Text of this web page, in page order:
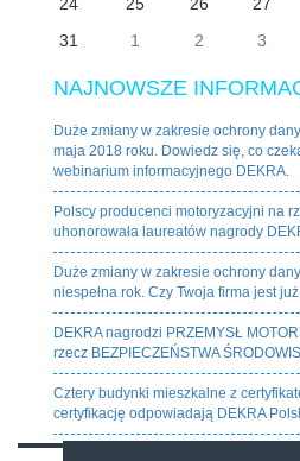
31
1 2 3
NAJNOWSZE
Duże zmiany w zakresie ochrony
maja 2018 roku. Dowiedz się, co
webinarium informacyjnego DEKRA.
Polscy producenci motoryzacyjni na
uhonorowała laureatów nagrody
Duże zmiany w zakresie ochrony
niespełna rok. Czy Twoja firma jest
DEKRA nagrodzi PRZEMYSŁ
rzecz BEZPIECZEŃSTWA
Cztery budynki mieszkalne z
certyfikację odpowiadają DEKRA